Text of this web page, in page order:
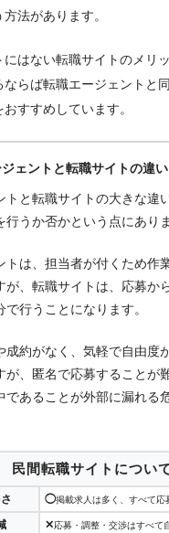
法があります。
にはない転職サイトのメリ
ならば転職エージェントと
すすめしています。
ェントと転職サイトの違い
トと転職サイトの大きな違
行うか否かという点にありま
トは、担当者が付くため作
が、転職サイトは、応募か
行うことになります。
成約がなく、気軽で自由度
が、匿名で応募することが
であることが外部に漏れる
民間転職サイトについ
◯掲載求人は多く、すべて応
✕応募・調整・交渉はすべて